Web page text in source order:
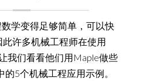
学变得足够简单，可以快
许多机械工程师在使用
我们看看他们用Maple做些
5个机械工程应用示例。